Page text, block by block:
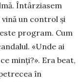
Întârziasem
un control și
program. Cum
«Unde ai
minți?». Era beat,
în